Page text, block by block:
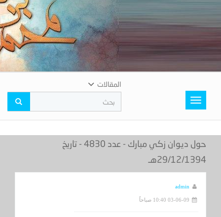
Toggle
navigation
المقالات
حول ديوان زكي مبارك - عدد 4830 - تاريخ
29/12/1394هـ
admin
03-06-09 10:40 صباحاً